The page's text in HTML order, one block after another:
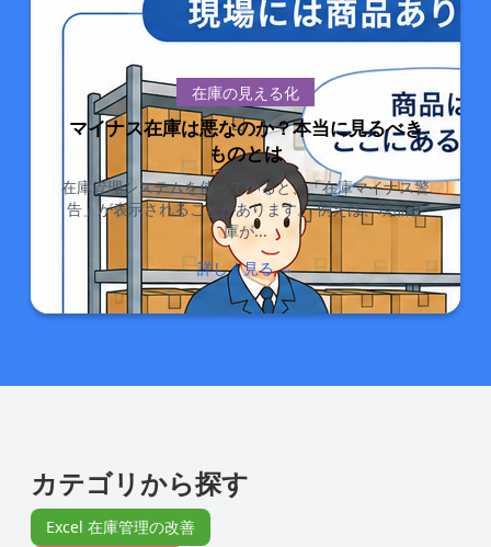
在庫の見える化
マイナス在庫は悪なのか？本当に見るべき
ものとは
在庫管理システムを使っていると、「在庫マイナス警
告」が表示されることがあります。 例えば、現品在
庫が...
詳しく見る →
カテゴリから探す
Excel 在庫管理の改善